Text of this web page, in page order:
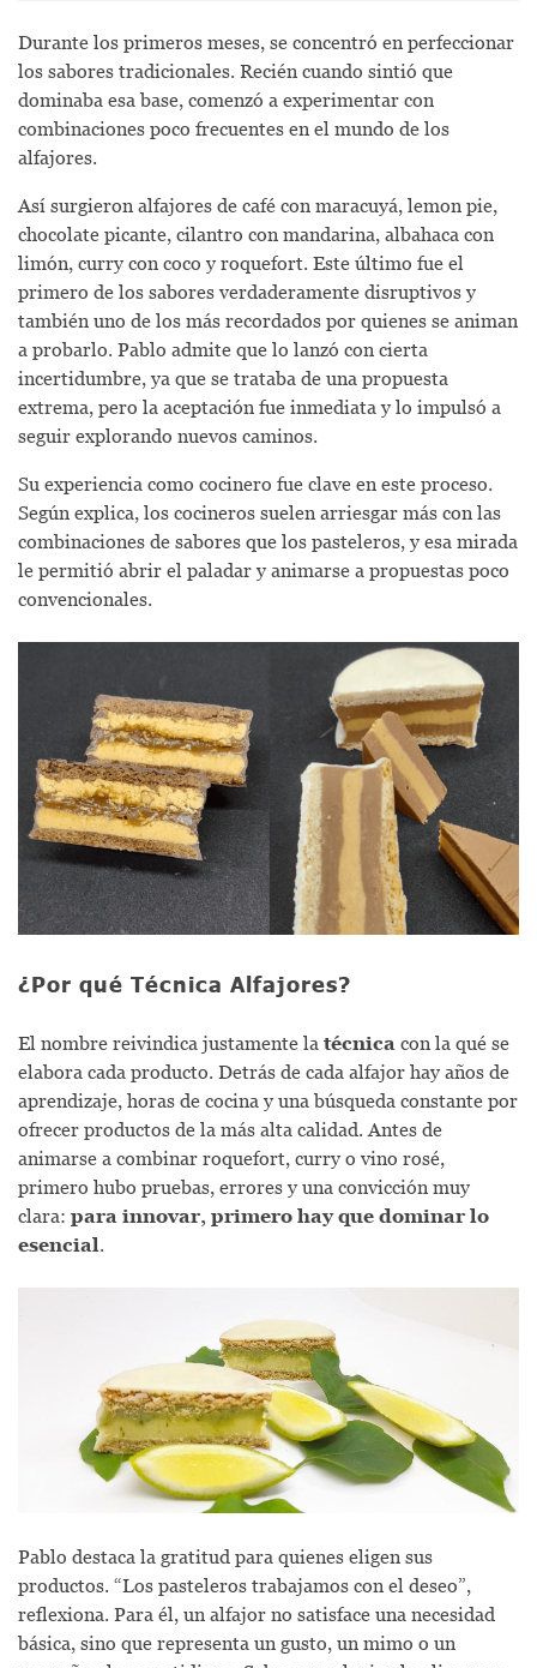
Durante los primeros meses, se concentró en perfeccionar
los sabores tradicionales. Recién cuando sintió que
dominaba esa base, comenzó a experimentar con
combinaciones poco frecuentes en el mundo de los
alfajores.
Así surgieron alfajores de café con maracuyá, lemon pie,
chocolate picante, cilantro con mandarina, albahaca con
limón, curry con coco y roquefort. Este último fue el
primero de los sabores verdaderamente disruptivos y
también uno de los más recordados por quienes se animan
a probarlo. Pablo admite que lo lanzó con cierta
incertidumbre, ya que se trataba de una propuesta
extrema, pero la aceptación fue inmediata y lo impulsó a
seguir explorando nuevos caminos.
Su experiencia como cocinero fue clave en este proceso.
Según explica, los cocineros suelen arriesgar más con las
combinaciones de sabores que los pasteleros, y esa mirada
le permitió abrir el paladar y animarse a propuestas poco
convencionales.
¿Por qué Técnica Alfajores?
El nombre reivindica justamente la técnica con la qué se
elabora cada producto. Detrás de cada alfajor hay años de
aprendizaje, horas de cocina y una búsqueda constante por
ofrecer productos de la más alta calidad. Antes de
animarse a combinar roquefort, curry o vino rosé,
primero hubo pruebas, errores y una convicción muy
clara: para innovar, primero hay que dominar lo
esencial.
Pablo destaca la gratitud para quienes eligen sus
productos. “Los pasteleros trabajamos con el deseo”,
reflexiona. Para él, un alfajor no satisface una necesidad
básica, sino que representa un gusto, un mimo o un